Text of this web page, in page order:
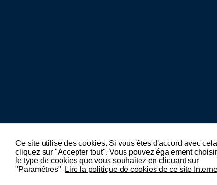
Ce site utilise des cookies. Si vous êtes d'accord avec
cliquez sur "Accepter tout". Vous pouvez également choisir
le type de cookies que vous souhaitez en cliquant sur
"Paramètres". Lire la politique de cookies de ce site